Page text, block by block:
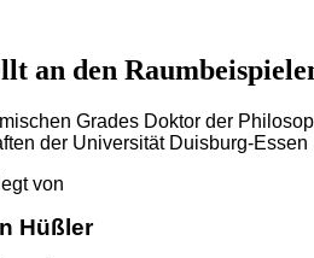
an den
Grades Doktor der
der Universität Duisburg-Essen
von
Hüßler